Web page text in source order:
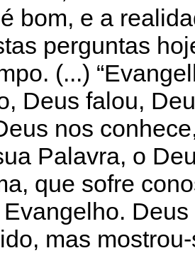
bom, e a
perguntas
(...)
Deus falou,
nos
Palavra, o
que sofre
mas